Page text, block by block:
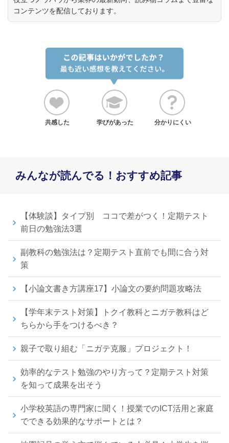
コンテンツを配信しております。
共感した 学びがあった 分かりにくい
みんなが読んでる！おすすめ記事
【体験談】タイプ別 ココで差がつく！定期テスト
前日の勉強法3選
副教科の勉強法は？定期テスト直前でも間に合う対
策
【小論文書き方講座17】小論文の要約問題攻略法
【学年末テスト対策】トクイ教科とニガテ教科はど
ちらから手をつけるべき？
親子で取り組む「ニガテ克服」プロジェクト！
効率的なテスト勉強のやり方って？定期テスト対策
を知って成果を出そう
小学校英語の専門家に聞く！授業でのICT活用と家庭
でできる効果的なサポートとは？